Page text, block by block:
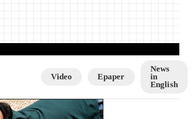
Video Epaper
News
in
English